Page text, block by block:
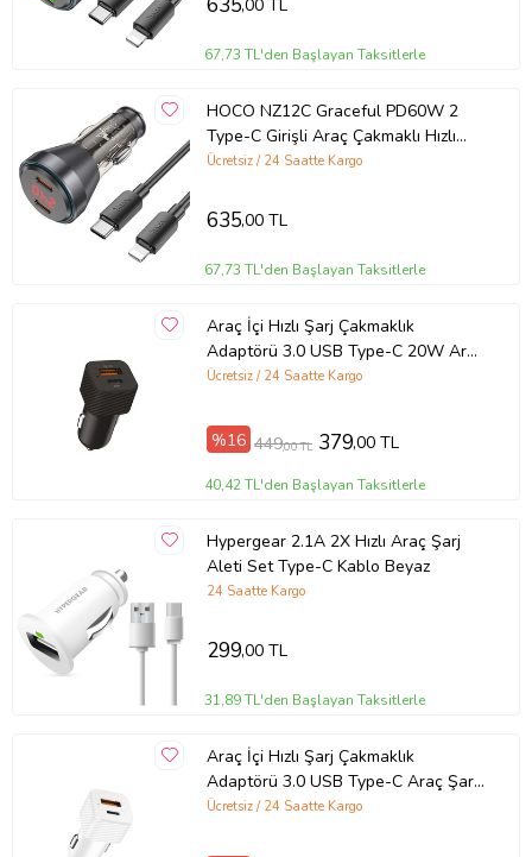
DC 5V-3.1A (Toplam)
1mt USB-A - Type-C
Garanti ve Destek
Bu ürün, üretici veya distribütör tarafından belirlenen garanti
koşullarına tabidir. Olası sorunlarda teknik destek hizmeti sağlanır
ve gerek duyulduğunda onarım veya değişim işlemleri üretici
politikalarına göre gerçekleştirilir.
kcm92459807
635,00 TL
67,73 TL'den Başlayan Taksitlerle
HOCO NZ12C Graceful PD60W 2
Type-C Girişli Araç Çakmaklı Hızlı
Şarj Aleti + Type-C to iPhone Kablo
Ücretsiz / 24 Saatte Kargo
635,00 TL
67,73 TL'den Başlayan Taksitlerle
Araç İçi Hızlı Şarj Çakmaklık
Adaptörü 3.0 USB Type-C 20W Araç
Şarj Cihazı (Siyah)
Ücretsiz / 24 Saatte Kargo
%16 449,00 TL 379,00 TL
40,42 TL'den Başlayan Taksitlerle
Hypergear 2.1A 2X Hızlı Araç Şarj
Aleti Set Type-C Kablo Beyaz
24 Saatte Kargo
299,00 TL
31,89 TL'den Başlayan Taksitlerle
Araç İçi Hızlı Şarj Çakmaklık
Adaptörü 3.0 USB Type-C Araç Şarj
Cihazı Type-C Kablolu (Siyah)
Ücretsiz / 24 Saatte Kargo